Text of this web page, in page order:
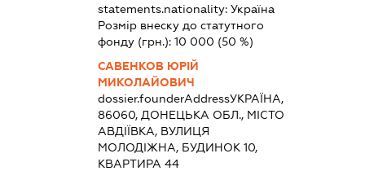
statements.nationality: Україна
Розмір внеску до статутного
фонду (грн.): 10 000 (50 %)
САВЕНКОВ ЮРІЙ
МИКОЛАЙОВИЧ
dossier.founderAddressУКРАЇНА,
86060, ДОНЕЦЬКА ОБЛ., МІСТО
АВДІЇВКА, ВУЛИЦЯ
МОЛОДІЖНА, БУДИНОК 10,
КВАРТИРА 44